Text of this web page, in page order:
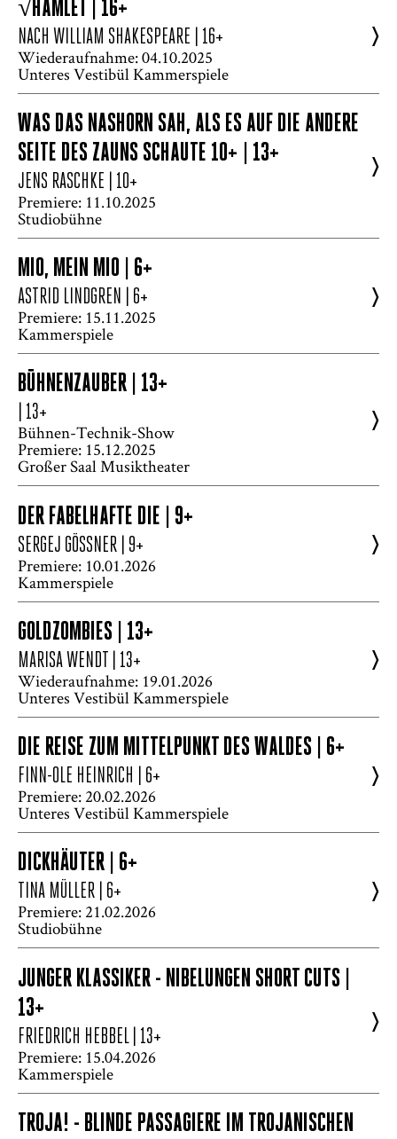
√HAMLET | 16+
NACH WILLIAM SHAKESPEARE | 16+
Wiederaufnahme: 04.10.2025
Unteres Vestibül Kammerspiele
>
WAS DAS NASHORN SAH, ALS ES AUF DIE ANDERE
SEITE DES ZAUNS SCHAUTE 10+ | 13+
JENS RASCHKE | 10+
Premiere: 11.10.2025
Studiobühne
>
MIO, MEIN MIO | 6+
ASTRID LINDGREN | 6+
Premiere: 15.11.2025
Kammerspiele
>
BÜHNENZAUBER | 13+
| 13+
Bühnen-Technik-Show
Premiere: 15.12.2025
Großer Saal Musiktheater
>
DER FABELHAFTE DIE | 9+
SERGEJ GÖSSNER | 9+
Premiere: 10.01.2026
Kammerspiele
>
GOLDZOMBIES | 13+
MARISA WENDT
| 13+
Wiederaufnahme: 19.01.2026
Unteres Vestibül Kammerspiele
>
DIE REISE ZUM MITTELPUNKT DES WALDES | 6+
FINN-OLE HEINRICH
| 6+
Premiere: 20.02.2026
Unteres Vestibül Kammerspiele
>
DICKHÄUTER | 6+
TINA MÜLLER | 6+
Premiere: 21.02.2026
Studiobühne
>
JUNGER KLASSIKER - NIBELUNGEN SHORT CUTS |
13+
FRIEDRICH HEBBEL | 13+
Premiere: 15.04.2026
Kammerspiele
>
TROJA! - BLINDE PASSAGIERE IM TROJANISCHEN